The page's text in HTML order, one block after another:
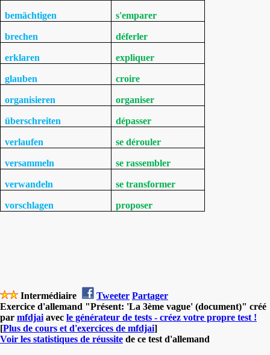
bemächtigen s'emparer
brechen déferler
erklaren expliquer
glauben croire
organisieren organiser
überschreiten dépasser
verlaufen se dérouler
versammeln se rassembler
verwandeln se transformer
vorschlagen proposer
Intermédiaire Tweeter Partager
Exercice d'allemand "Présent: 'La 3ème vague' (document)" créé
par mfdjai avec le générateur de tests - créez votre propre test !
[Plus de cours et d'exercices de mfdjai]
Voir les statistiques de réussite de ce test d'allemand